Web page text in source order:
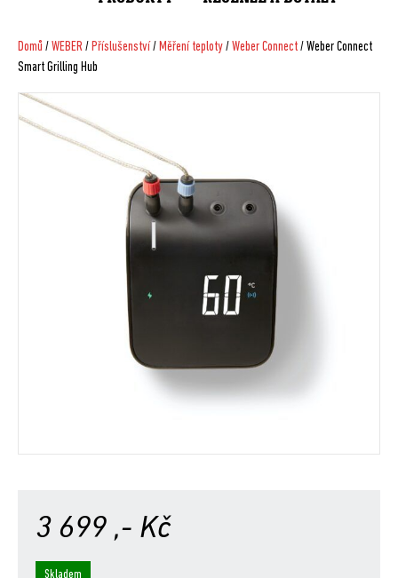
Domů /WEBER/ Příslušenství/ Měření teploty/Weber Connect/ Weber Connect
Smart Grilling Hub
3 699 ,- Kč
Skladem